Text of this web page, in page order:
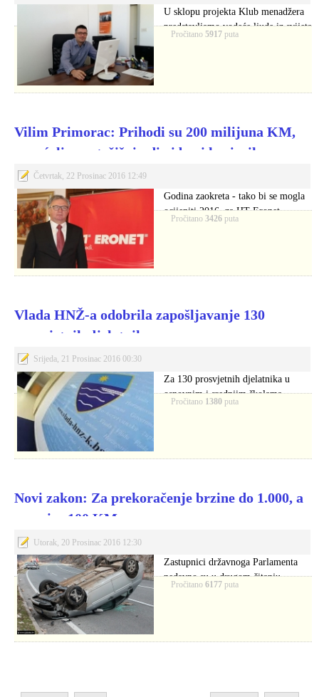
U sklopu projekta Klub menadžera
predstavljamo vodeće ljude iz svijeta
poduzetništva kao…
Pročitano 5917 puta
Vilim Primorac: Prihodi su 200 milijuna KM,
povećali smo tržišni udio i broj korisnika
Četvrtak, 22 Prosinac 2016 12:49
Godina zaokreta - tako bi se mogla
ocijeniti 2016. za HT Eronet…
Pročitano 3426 puta
Vlada HNŽ-a odobrila zapošljavanje 130
prosvjetnih djelatnika
Srijeda, 21 Prosinac 2016 00:30
Za 130 prosvjetnih djelatnika u
osnovnim i srednjim školama
Hercegovačko-neretvanske županije
Pročitano 1380 puta
Novi zakon: Za prekoračenje brzine do 1.000, a
za pojas 100 KM
Utorak, 20 Prosinac 2016 12:30
Zastupnici državnoga Parlamenta
nedavno su u drugom čitanju
podržali Prijedlog zakona o…
Pročitano 6177 puta